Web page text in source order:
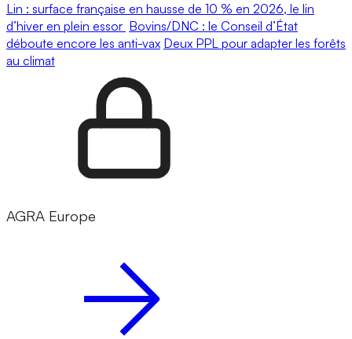
Lin : surface française en hausse de 10 % en 2026, le lin
d’hiver en plein essor Bovins/DNC : le Conseil d’État
déboute encore les anti-vax Deux PPL pour adapter les forêts
au climat
AGRA Europe